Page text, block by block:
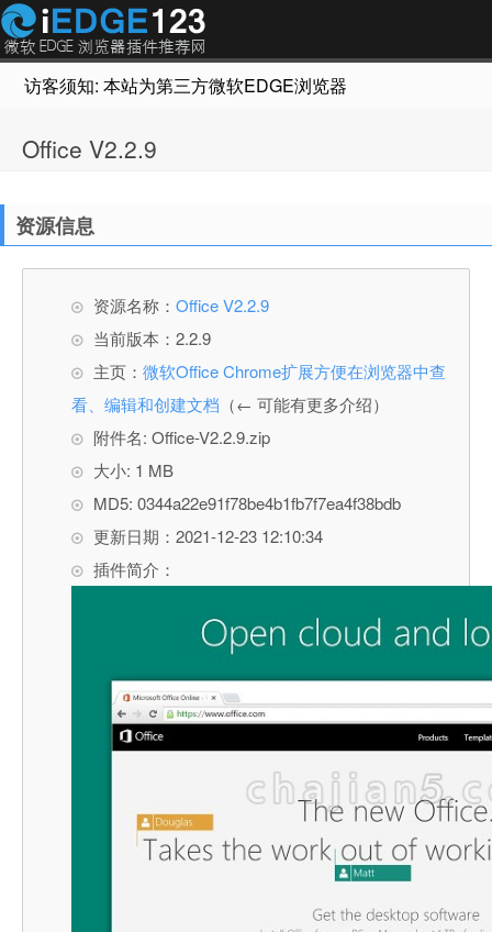
访客须知: 本站为第三方微软EDGE浏览器插件推荐网站，
Office V2.2.9
资源信息
资源名称： Office V2.2.9
当前版本：2.2.9
主页： 微软Office Chrome扩展方便在浏览器中查
看、编辑和创建文档 （← 可能有更多介绍）
附件名: Office-V2.2.9.zip
大小: 1 MB
MD5: 0344a22e91f78be4b1fb7f7ea4f38bdb
更新日期：2021-12-23 12:10:34
插件简介：